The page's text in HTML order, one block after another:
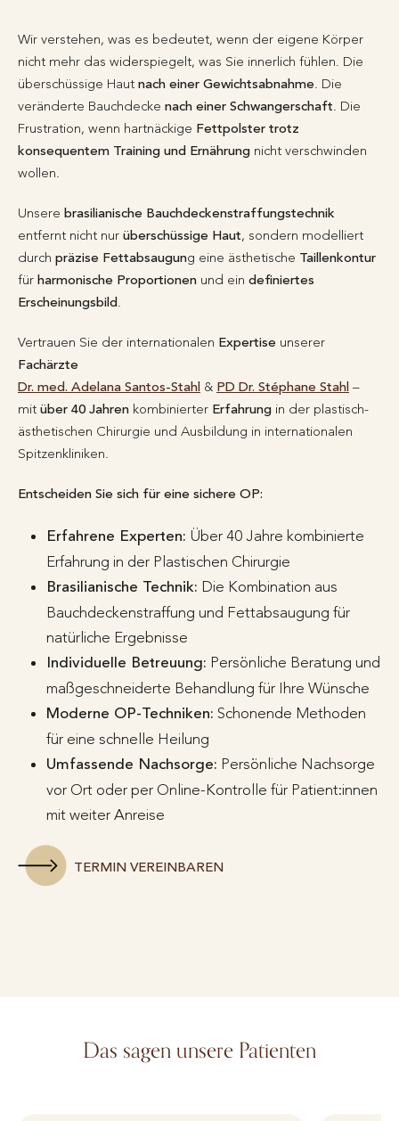
Wir verstehen, was es bedeutet, wenn der eigene Körper
nicht mehr das widerspiegelt, was Sie innerlich fühlen. Die
überschüssige Haut nach einer Gewichtsabnahme. Die
veränderte Bauchdecke nach einer Schwangerschaft. Die
Frustration, wenn hartnäckige Fettpolster trotz
konsequentem Training und Ernährung nicht verschwinden
wollen.
Unsere brasilianische Bauchdeckenstraffungstechnik
entfernt nicht nur überschüssige Haut, sondern modelliert
durch präzise Fettabsaugung eine ästhetische Taillenkontur
für harmonische Proportionen und ein definiertes
Erscheinungsbild.
Vertrauen Sie der internationalen Expertise unserer
Fachärzte
Dr. med. Adelana Santos-Stahl & PD Dr. Stéphane Stahl –
mit über 40 Jahren kombinierter Erfahrung in der plastisch-
ästhetischen Chirurgie und Ausbildung in internationalen
Spitzenkliniken.
Entscheiden Sie sich für eine sichere OP:
Erfahrene Experten: Über 40 Jahre kombinierte
Erfahrung in der Plastischen Chirurgie
Brasilianische Technik: Die Kombination aus
Bauchdeckenstraffung und Fettabsaugung für
natürliche Ergebnisse
Individuelle Betreuung: Persönliche Beratung und
maßgeschneiderte Behandlung für Ihre Wünsche
Moderne OP-Techniken: Schonende Methoden
für eine schnelle Heilung
Umfassende Nachsorge: Persönliche Nachsorge
vor Ort oder per Online-Kontrolle für Patient:innen
mit weiter Anreise
TERMIN VEREINBAREN
Das sagen unsere Patienten